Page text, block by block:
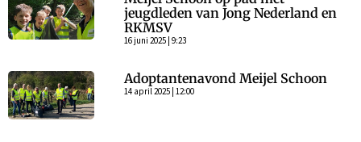
jeugdleden van Jong Nederland en
RKMSV
16 juni 2025 | 9:23
Adoptantenavond Meijel Schoon
14 april 2025 | 12:00